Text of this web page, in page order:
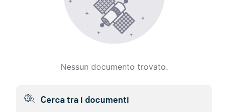
Nessun documento trovato.
Cerca tra i documenti